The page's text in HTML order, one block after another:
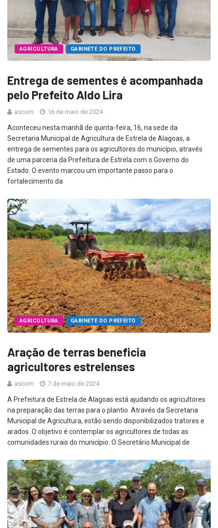
AGRICULTURA GABINETE DO PREFEITO
Entrega de sementes é acompanhada
pelo Prefeito Aldo Lira
ascom 16 de maio de 2024
Aconteceu nesta manhã de quinta-feira, 16, na sede da
Secretaria Municipal de Agricultura de Estrela de Alagoas, a
entrega de sementes para os agricultores do município, através
de uma parceria da Prefeitura de Estrela com o Governo do
Estado. O evento marcou um importante passo para o
fortalecimento da
AGRICULTURA GABINETE DO PREFEITO
Aração de terras beneficia
agricultores estrelenses
ascom 7 de maio de 2024
A Prefeitura de Estrela de Alagoas está ajudando os agricultores
na preparação das terras para o plantio. Através da Secretaria
Municipal de Agricultura, estão sendo disponibilizados tratores e
arados. O objetivo é contemplar os agricultores de todas as
comunidades rurais do município. O Secretário Municipal de